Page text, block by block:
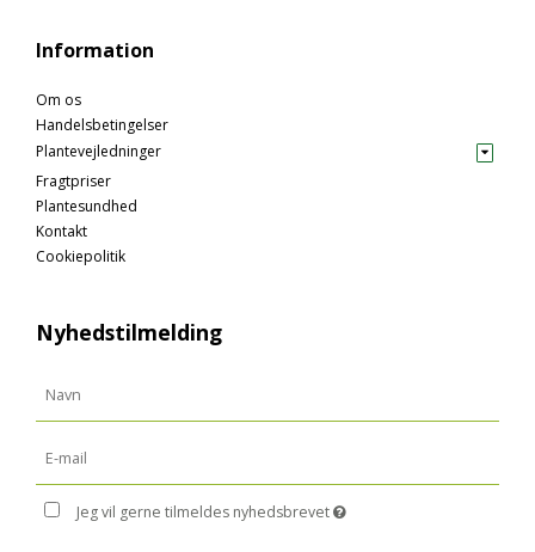
Information
Om os
Handelsbetingelser
Plantevejledninger
Fragtpriser
Plantesundhed
Kontakt
Cookiepolitik
Nyhedstilmelding
Jeg vil gerne tilmeldes nyhedsbrevet